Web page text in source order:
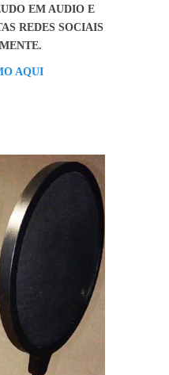
EM AUDIO E
REDES SOCIAIS
AQUI